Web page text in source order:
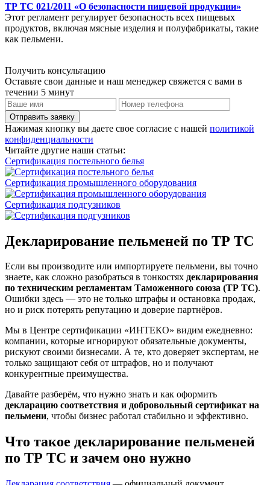
ТР ТС 021/2011 «О безопасности пищевой продукции»
Этот регламент регулирует безопасность всех пищевых
продуктов, включая мясные изделия и полуфабрикаты, такие
как пельмени.
Получить консультацию
Оставьте свои данные и наш менеджер свяжется с вами в
течении 5 минут
Отправить заявку
Нажимая кнопку вы даете свое согласие с нашей политикой
конфиденциальности
Читайте другие наши статьи:
Сертификация постельного белья
Сертификация промышленного оборудования
Сертификация подгузников
Декларирование пельменей по ТР ТС
Если вы производите или импортируете пельмени, вы точно
знаете, как сложно разобраться в тонкостях декларирования
по техническим регламентам Таможенного союза (ТР ТС).
Ошибки здесь — это не только штрафы и остановка продаж,
но и риск потерять репутацию и доверие партнёров.
Мы в Центре сертификации «ИНТЕКО» видим ежедневно:
компании, которые игнорируют обязательные документы,
рискуют своими бизнесами. А те, кто доверяет экспертам, не
только защищают себя от штрафов, но и получают
конкурентные преимущества.
Давайте разберём, что нужно знать и как оформить
декларацию соответствия и добровольный сертификат на
пельмени, чтобы бизнес работал стабильно и эффективно.
Что такое декларирование пельменей
по ТР ТС и зачем оно нужно